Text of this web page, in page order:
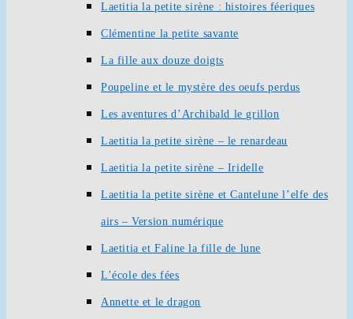
Laetitia la petite sirène : histoires féeriques
Clémentine la petite savante
La fille aux douze doigts
Poupeline et le mystère des oeufs perdus
Les aventures d’Archibald le grillon
Laetitia la petite sirène – le renardeau
Laetitia la petite sirène – Iridelle
Laetitia la petite sirène et Cantelune l’elfe des
airs – Version numérique
Laetitia et Faline la fille de lune
L’école des fées
Annette et le dragon